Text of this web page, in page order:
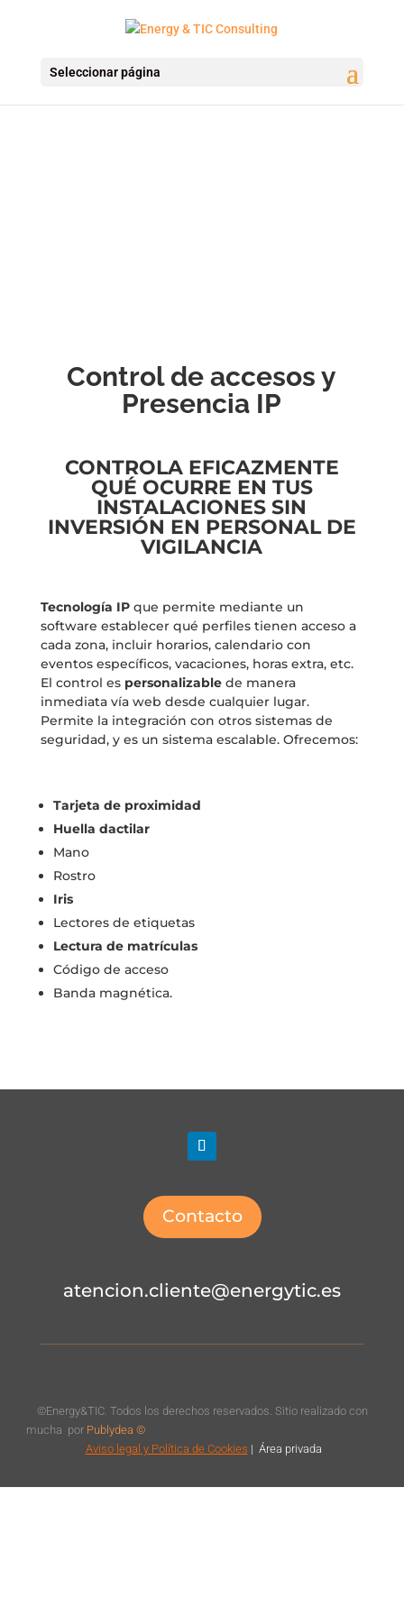
Seleccionar página
Control de accesos y
Presencia IP
CONTROLA EFICAZMENTE
QUÉ OCURRE EN TUS
INSTALACIONES SIN
INVERSIÓN EN PERSONAL DE
VIGILANCIA
Tecnología IP que permite mediante un
software establecer qué perfiles tienen acceso a
cada zona, incluir horarios, calendario con
eventos específicos, vacaciones, horas extra, etc.
El control es personalizable de manera
inmediata vía web desde cualquier lugar.
Permite la integración con otros sistemas de
seguridad, y es un sistema escalable. Ofrecemos:
Tarjeta de proximidad
Huella dactilar
Mano
Rostro
Iris
Lectores de etiquetas
Lectura de matrículas
Código de acceso
Banda magnética.
Contacto
atencion.cliente@energytic.es
©Energy&TIC. Todos los derechos reservados. Sitio realizado con
mucha por Publydea ©
Aviso legal y Política de Cookies | Área privada